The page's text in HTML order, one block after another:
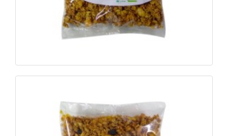
Cereal Matinal Açaí 300g e 500g